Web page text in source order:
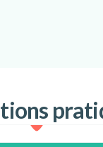
:français,